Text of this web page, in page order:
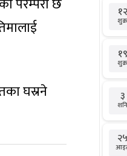
घस्रने
१२
शुक्र
१९
शुक्र
३
शनि
२५